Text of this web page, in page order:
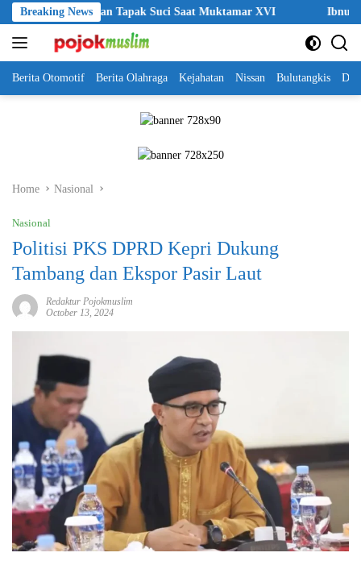
Skip
to
content
Breaking NewsTapak Suci Saat Muktamar XVI Ibnu Riza
Berita Otomotif Berita Olahraga Kejahatan Nissan Bulutangkis
Home Nasional
Nasional
Politisi PKS DPRD Kepri Dukung
Tambang dan Ekspor Pasir Laut
Redaktur Pojokmuslim
October 13, 2024